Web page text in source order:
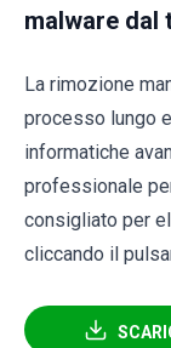
malware dal
La rimozione
processo lungo
informatiche
professionale
consigliato per
cliccando il